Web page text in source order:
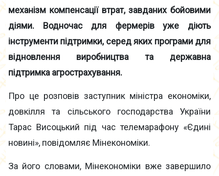
механізм компенсації втрат, завданих бойовими
діями. Водночас для фермерів уже діють
інструменти підтримки, серед яких програми для
відновлення виробництва та державна
підтримка агрострахування.
Про це розповів заступник міністра економіки,
довкілля та сільського господарства України
Тарас Висоцький під час телемарафону «Єдині
новині», повідомляє Мінекономіки.
За його словами, Мінекономіки вже завершило